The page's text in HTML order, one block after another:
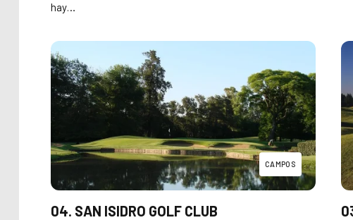
hay…
CAMPOS
04. SAN ISIDRO GOLF CLUB